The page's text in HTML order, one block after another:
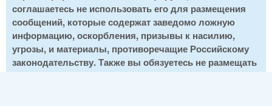
соглашаетесь не использовать его для размещения
сообщений, которые содержат заведомо ложную
информацию, оскорбления, призывы к насилию,
угрозы, и материалы, противоречащие Российскому
законодательству. Также вы обязуетесь не размещать